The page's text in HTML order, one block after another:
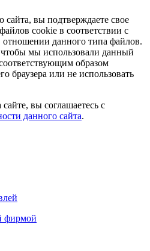
вы подтверждаете свое
cookie в соответствии с
данного типа файлов.
мы использовали данный
образом
браузера или не использовать
вы соглашаетесь с
данного сайта.
фирмой